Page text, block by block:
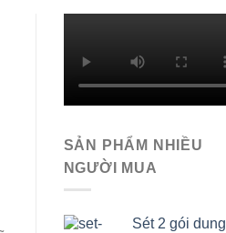
SẢN PHẨM NHIỀU
NGƯỜI MUA
Sét 2 gói dung